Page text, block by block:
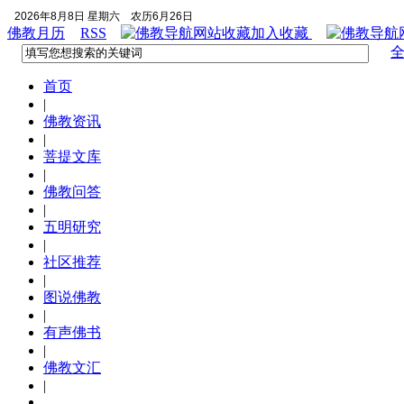
2026年8月8日 星期六 农历6月26日
佛教月历 RSS 加入收藏
首页
|
佛教资讯
|
菩提文库
|
佛教问答
|
五明研究
|
社区推荐
|
图说佛教
|
有声佛书
|
佛教文汇
|